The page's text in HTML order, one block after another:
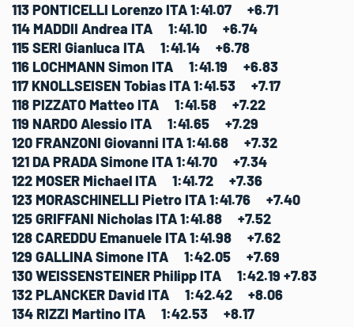
113 PONTICELLI Lorenzo ITA 1:41.07 +6.71
114 MADDII Andrea ITA 1:41.10 +6.74
115 SERI Gianluca ITA 1:41.14 +6.78
116 LOCHMANN Simon ITA 1:41.19 +6.83
117 KNOLLSEISEN Tobias ITA 1:41.53 +7.17
118 PIZZATO Matteo ITA 1:41.58 +7.22
119 NARDO Alessio ITA 1:41.65 +7.29
120 FRANZONI Giovanni ITA 1:41.68 +7.32
121 DA PRADA Simone ITA 1:41.70 +7.34
122 MOSER Michael ITA 1:41.72 +7.36
123 MORASCHINELLI Pietro ITA 1:41.76 +7.40
125 GRIFFANI Nicholas ITA 1:41.88 +7.52
128 CAREDDU Emanuele ITA 1:41.98 +7.62
129 GALLINA Simone ITA 1:42.05 +7.69
130 WEISSENSTEINER Philipp ITA 1:42.19 +7.83
132 PLANCKER David ITA 1:42.42 +8.06
134 RIZZI Martino ITA 1:42.53 +8.17